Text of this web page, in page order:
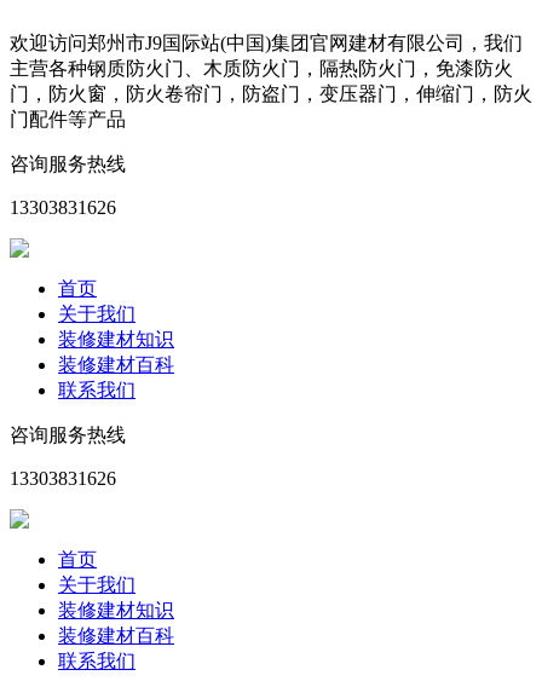
欢迎访问郑州市J9国际站(中国)集团官网建材有限公司，我们
主营各种钢质防火门、木质防火门，隔热防火门，免漆防火
门，防火窗，防火卷帘门，防盗门，变压器门，伸缩门，防火
门配件等产品
咨询服务热线
13303831626
首页
关于我们
装修建材知识
装修建材百科
联系我们
咨询服务热线
13303831626
首页
关于我们
装修建材知识
装修建材百科
联系我们